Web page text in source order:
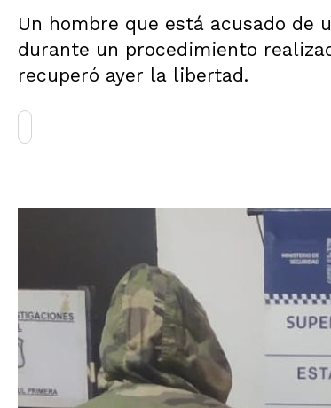
Un hombre que está acusado de
durante un procedimiento
recuperó ayer la libertad.